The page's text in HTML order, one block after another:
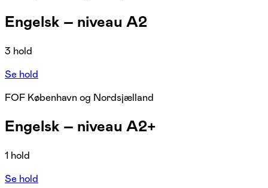
Engelsk – niveau A2
3 hold
Se hold
FOF København og Nordsjælland
Engelsk – niveau A2+
1 hold
Se hold